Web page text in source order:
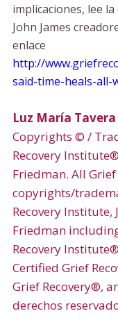
implicaciones, lee
John James
enlace
http://
said-time-heals-
Luz María
Copyrights © /
Recovery
Friedman. All
copyrights/
Recovery Institute,
Friedman
Recovery
Certified Grief
Grief Recovery®,
derechos